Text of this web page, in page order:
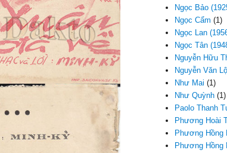
Ngọc Bảo
Ngọc Cẩm (1)
Ngọc Lan
Ngọc Tân
Nguyễn Hữu
Nguyễn Văn
Như Mai (1)
Như Quỳnh (1)
Paolo Thanh
Phương Hoài
Phương Hồng
Phương Hồng